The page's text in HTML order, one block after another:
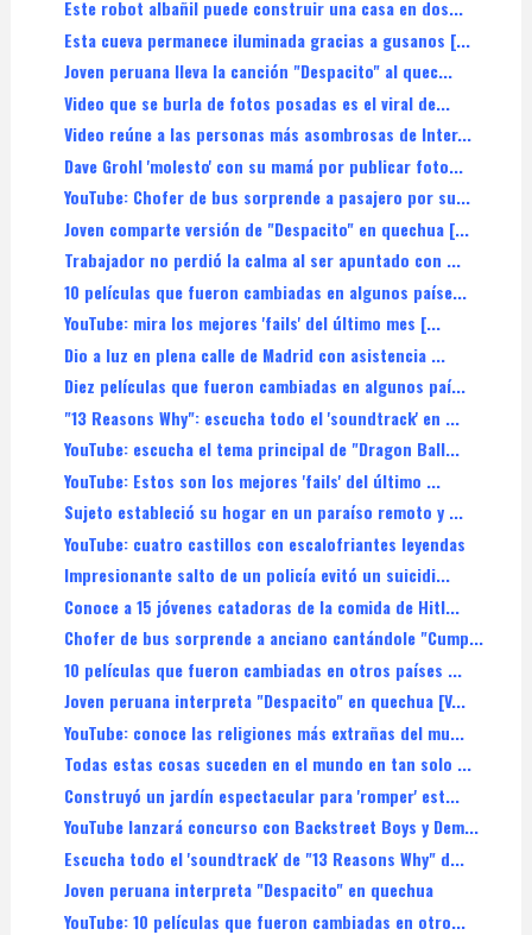
Este robot albañil puede construir una casa en dos...
Esta cueva permanece iluminada gracias a gusanos [...
Joven peruana lleva la canción "Despacito" al quec...
Video que se burla de fotos posadas es el viral de...
Video reúne a las personas más asombrosas de Inter...
Dave Grohl 'molesto' con su mamá por publicar foto...
YouTube: Chofer de bus sorprende a pasajero por su...
Joven comparte versión de "Despacito" en quechua [...
Trabajador no perdió la calma al ser apuntado con ...
10 películas que fueron cambiadas en algunos paíse...
YouTube: mira los mejores 'fails' del último mes [...
Dio a luz en plena calle de Madrid con asistencia ...
Diez películas que fueron cambiadas en algunos paí...
"13 Reasons Why": escucha todo el 'soundtrack' en ...
YouTube: escucha el tema principal de "Dragon Ball...
YouTube: Estos son los mejores 'fails' del último ...
Sujeto estableció su hogar en un paraíso remoto y ...
YouTube: cuatro castillos con escalofriantes leyendas
Impresionante salto de un policía evitó un suicidi...
Conoce a 15 jóvenes catadoras de la comida de Hitl...
Chofer de bus sorprende a anciano cantándole "Cump...
10 películas que fueron cambiadas en otros países ...
Joven peruana interpreta "Despacito" en quechua [V...
YouTube: conoce las religiones más extrañas del mu...
Todas estas cosas suceden en el mundo en tan solo ...
Construyó un jardín espectacular para 'romper' est...
YouTube lanzará concurso con Backstreet Boys y Dem...
Escucha todo el 'soundtrack' de "13 Reasons Why" d...
Joven peruana interpreta "Despacito" en quechua
YouTube: 10 películas que fueron cambiadas en otro...